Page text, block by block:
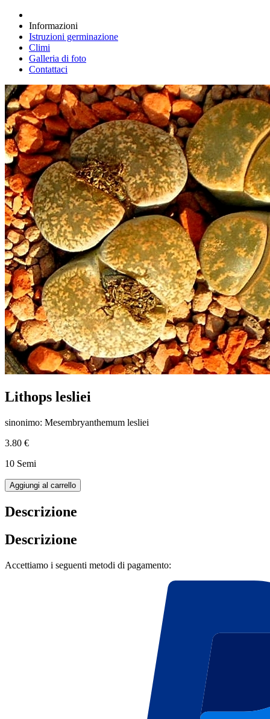
Informazioni
Istruzioni germinazione
Climi
Galleria di foto
Contattaci
Lithops lesliei
sinonimo: Mesembryanthemum lesliei
3.80 €
10 Semi
Aggiungi al carrello
Descrizione
Descrizione
Accettiamo i seguenti metodi di pagamento: